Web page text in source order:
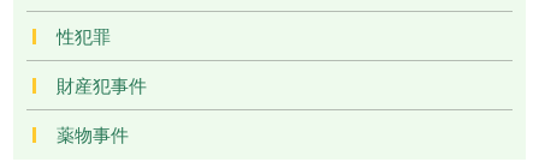
性犯罪
財産犯事件
薬物事件